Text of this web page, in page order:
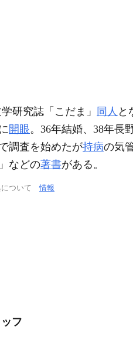
研究誌「こだま」 同人 と
開眼。36年結婚、38年長
調査を始めたが持病の気
などの著書がある。
について情報
フ